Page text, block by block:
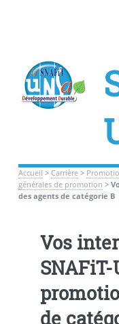
Accueil > Carrière>
générales de promotion >
des agents de catégorie B
Vos
SNAFiT-
de